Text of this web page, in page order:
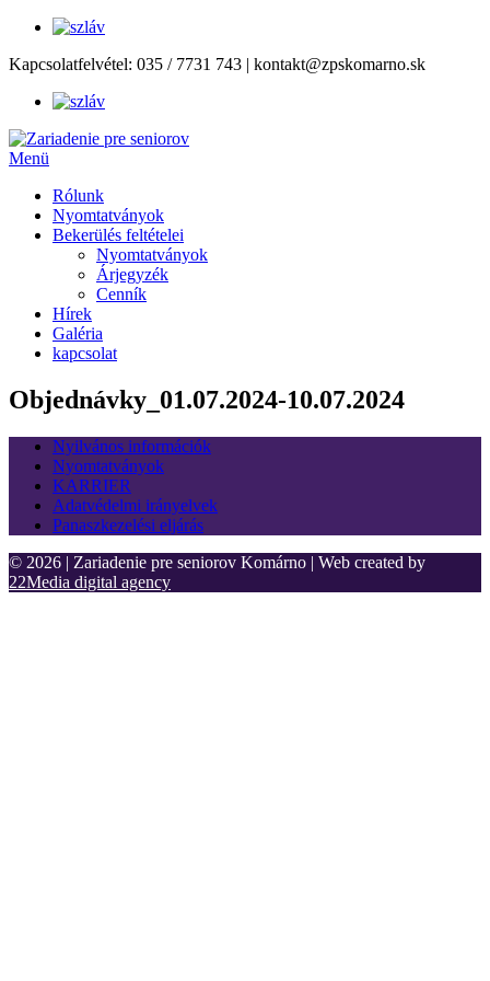
Tovább
tartalomhoz
Kapcsolatfelvétel: 035 / 7731 743 | kontakt@zpskomarno.sk
Menü
Rólunk
Nyomtatványok
Bekerülés feltételei
Nyomtatványok
Árjegyzék
Cenník
Hírek
Galéria
kapcsolat
Objednávky_01.07.2024-10.07.2024
Nyilvános információk
Nyomtatványok
KARRIER
Adatvédelmi irányelvek
Panaszkezelési eljárás
© 2026 | Zariadenie pre seniorov Komárno | Web created by
22Media digital agency